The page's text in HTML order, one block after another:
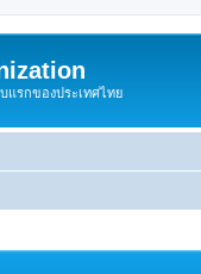
แรกของประเทศไทย